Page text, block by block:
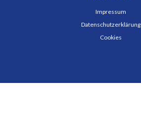
Impressum
Datenschutzerklärung
Cookies